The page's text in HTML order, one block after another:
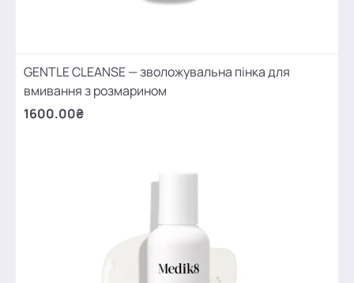
GENTLE CLEANSE — зволожувальна пінка для
вмивання з розмарином
1600.00₴